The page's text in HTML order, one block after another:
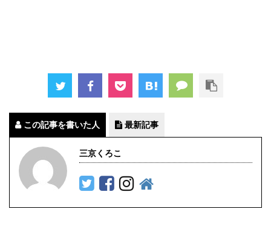
この記事を書いた人 最新記事
三京くろこ